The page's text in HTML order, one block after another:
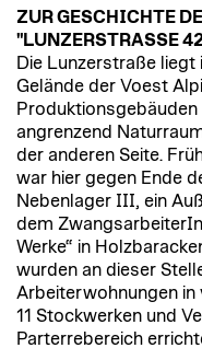
ZUR GESCHICHTE
"LUNZERSTRASSE
Die Lunzerstraße liegt
Gelände der Voest
angrenzend
der anderen Seite.
war hier gegen Ende
Nebenlager III, ein
dem
Werke“ in
wurden an dieser
Arbeiterwohnungen in
11 Stockwerken und
Parterrebereich